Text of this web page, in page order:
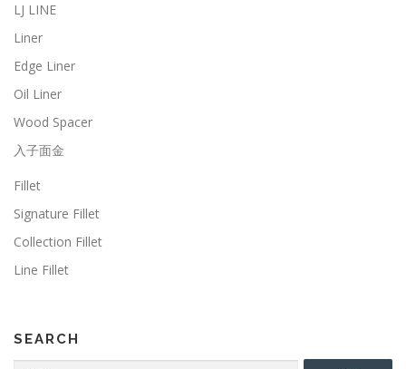
LJ LINE
Liner
Edge Liner
Oil Liner
Wood Spacer
入子面金
Fillet
Signature Fillet
Collection Fillet
Line Fillet
SEARCH